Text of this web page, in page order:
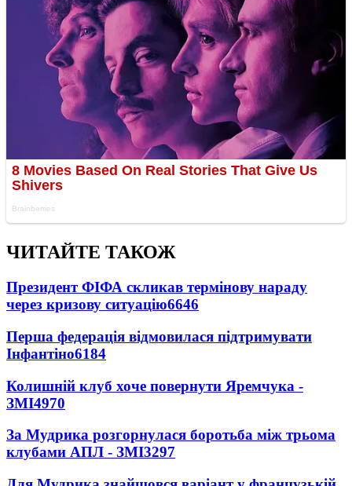
ЧИТАЙТЕ ТАКОЖ
Президент ФІФА скликав термінову нараду
через кризову ситуацію6646
Перша федерація відмовилася підтримувати
Інфантіно6184
Колишній клуб хоче повернути Яремчука -
ЗМІ4970
За Мудрика розгорнулася боротьба між трьома
клубами АПЛ - ЗМІ3297